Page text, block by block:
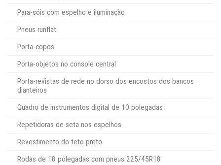
Para-sóis com espelho e iluminação
Pneus runflat
Porta-copos
Porta-objetos no console central
Porta-revistas de rede no dorso dos encostos dos bancos
dianteiros
Quadro de instrumentos digital de 10 polegadas
Repetidoras de seta nos espelhos
Revestimento do teto preto
Rodas de 18 polegadas com pneus 225/45R18